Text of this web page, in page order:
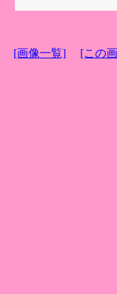
[画像一覧] [この